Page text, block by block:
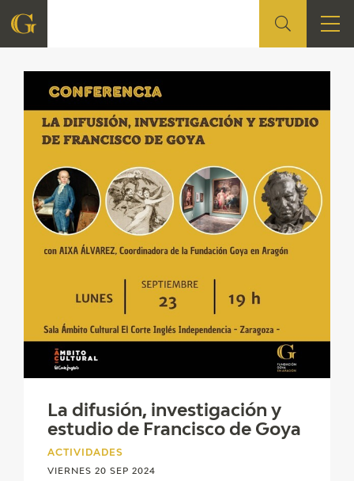
FUNDACIÓN
QUIENES SOMOS
ACCIÓN CORPORATIVA
EXPOSICIONES
La difusión, investigación y
estudio de Francisco de Goya
ACTIVIDADES
VIERNES 20 SEP 2024